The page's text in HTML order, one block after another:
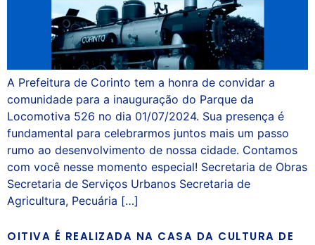
A Prefeitura de Corinto tem a honra de convidar a
comunidade para a inauguração do Parque da
Locomotiva 526 no dia 01/07/2024. Sua presença é
fundamental para celebrarmos juntos mais um passo
rumo ao desenvolvimento de nossa cidade. Contamos
com você nesse momento especial! Secretaria de Obras
Secretaria de Serviços Urbanos Secretaria de
Agricultura, Pecuária […]
OITIVA É REALIZADA NA CASA DA CULTURA DE